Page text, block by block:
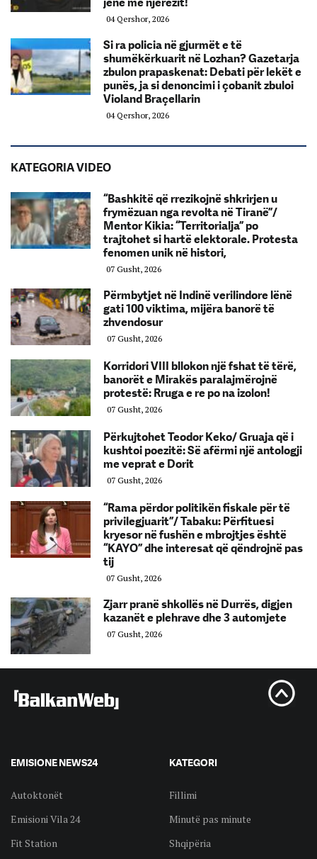
04 Qershor, 2026
Si ra policia në gjurmët e të
shumëkërkuarit në Lozhan? Gazetarja
zbulon prapaskenat: Debati për lekët e
punës, ja si denoncimi i çobanit zbuloi
Violand Braçellarin
04 Qershor, 2026
KATEGORIA VIDEO
“Bashkitë që rrezikojnë shkrirjen u
frymëzuan nga revolta në Tiranë”/
Mentor Kikia: “Territorialja” po
trajtohet si hartë elektorale. Protesta
fenomen unik në histori,
07 Gusht, 2026
Përmbytjet në Indinë verilindore lënë
gati 100 viktima, mijëra banorë të
zhvendosur
07 Gusht, 2026
Korridori VIII bllokon një fshat të tërë,
banorët e Mirakës paralajmërojnë
protestë: Rruga e re po na izolon!
07 Gusht, 2026
Përkujtohet Teodor Keko/ Gruaja që i
kushtoi poezitë: Së afërmi një antologji
me veprat e Dorit
07 Gusht, 2026
“Rama përdor politikën fiskale për të
privilegjuarit”/ Tabaku: Përfituesi
kryesor në fushën e mbrojtjes është
“KAYO” dhe interesat që qëndrojnë pas
tij
07 Gusht, 2026
Zjarr pranë shkollës në Durrës, digjen
kazanët e plehrave dhe 3 automjete
07 Gusht, 2026
EMISIONE NEWS24
Autoktonët
Emisioni Vila 24
Fit Station
KATEGORI
Fillimi
Minutë pas minute
Shqipëria